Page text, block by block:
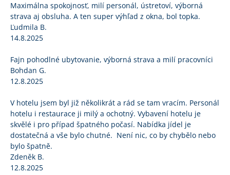
Maximálna spokojnosť, milí personál, ústretoví, výborná
strava aj obsluha. A ten super výhľad z okna, bol topka.
Ľudmila B.
14.8.2025
Fajn pohodlné ubytovanie, výborná strava a milí pracovníci
Bohdan G.
12.8.2025
V hotelu jsem byl již několikrát a rád se tam vracím. Personál
hotelu i restaurace ji milý a ochotný. Vybavení hotelu je
skvělé i pro případ špatného počasí. Nabídka jídel je
dostatečná a vše bylo chutné. Není nic, co by chybělo nebo
bylo špatně.
Zdeněk B.
12.8.2025